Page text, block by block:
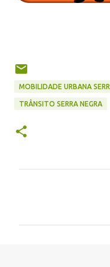
MOBILIDADE URBANA
TRÂNSITO SERRA NEGRA